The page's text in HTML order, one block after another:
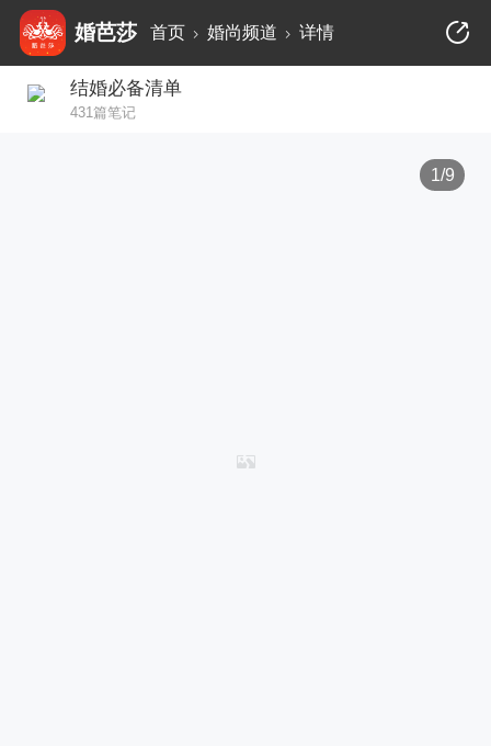
婚芭莎 首页 婚尚频道 详情
结婚必备清单
431篇笔记
1/9